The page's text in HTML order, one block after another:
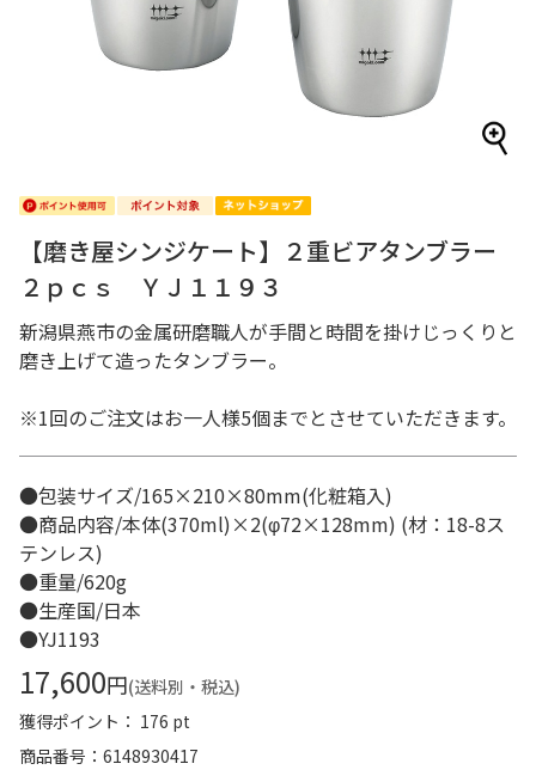
【磨き屋シンジケート】２重ビアタンブラー
２ｐｃｓ ＹＪ１１９３
新潟県燕市の金属研磨職人が手間と時間を掛けじっくりと
磨き上げて造ったタンブラー。
※1回のご注文はお一人様5個までとさせていただきます。
●包装サイズ/165×210×80mm(化粧箱入)
●商品内容/本体(370ml)×2(φ72×128mm) (材：18-8ス
テンレス)
●重量/620g
●生産国/日本
●YJ1193
17,600円(送料別・税込)
獲得ポイント： 176 pt
商品番号
6148930417